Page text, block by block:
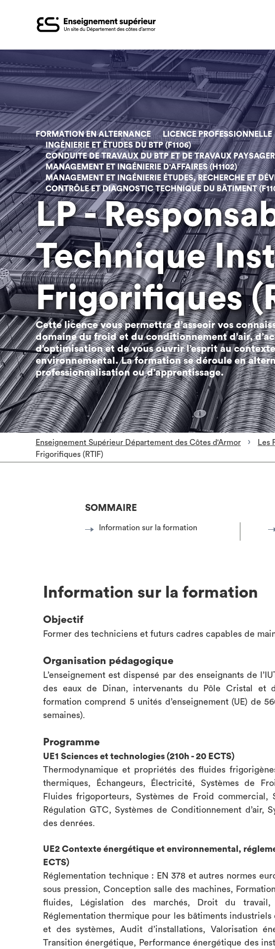
au
contenu
principal
FORMATION EN ALTERNANCE LICENCE PROFESSIONNELLE
INGÉNIERIE ET ÉTUDES DU BTP (F1106)
CONDUITE DE TRAVAUX DU BTP ET DE TRAVAUX
MANAGEMENT ET INGÉNIERIE D'AFFAIRES (H1102)
MANAGEMENT ET INGÉNIERIE ÉTUDES, RECHERCHE ET
CONTRÔLE ET DIAGNOSTIC TECHNIQUE DU BÂTIMENT
LP -
Technique
Frigorifiques
Cette licence vous permettra d’asseoir vos
domaine du froid et du conditionnement d’air,
d’optimisation et de vous ouvrir l’esprit au
environnemental. La formation se déroule en
professionnalisation ou d’apprentissage.
Enseignement Supérieur Département des Côtes d'Armor Les
Frigorifiques (RTIF)
SOMMAIRE
Information sur la formation
Information sur la formation
Objectif
Former des techniciens et futurs cadres capables de
Organisation pédagogique
L’enseignement est dispensé par des enseignants de
des eaux de Dinan, intervenants du Pôle Cristal et
formation comprend 5 unités d’enseignement (UE) de
semaines).
Programme
UE1 Sciences et technologies (210h - 20 ECTS)
Thermodynamique et propriétés des fluides
thermiques, Échangeurs, Électricité, Systèmes de
Fluides frigoporteurs, Systèmes de Froid commercial,
Régulation GTC, Systèmes de Conditionnement d’air,
des denrées.
UE2 Contexte énergétique et environnemental,
ECTS)
Réglementation technique : EN 378 et autres normes
sous pression, Conception salle des machines,
fluides, Législation des marchés, Droit du travail,
Réglementation thermique pour les bâtiments
et des systèmes, Audit d’installations, Valorisation
Transition énergétique, Performance énergétique des